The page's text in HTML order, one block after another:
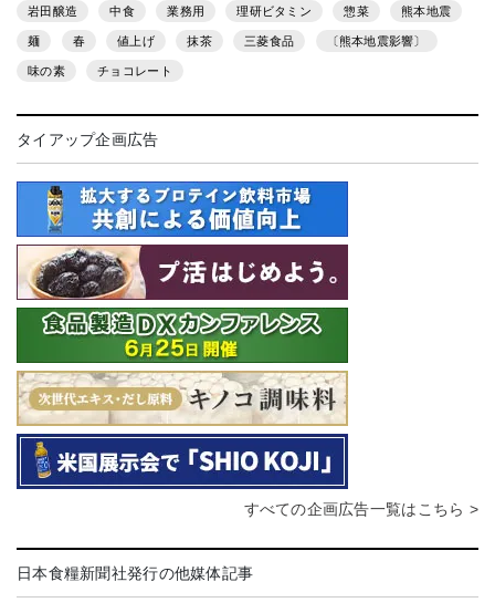
岩田醸造 中食 業務用 理研ビタミン 惣菜 熊本地震
麺 春 値上げ 抹茶 三菱食品 〔熊本地震影響〕
味の素 チョコレート
タイアップ企画広告
すべての企画広告一覧はこちら >
日本食糧新聞社発行の他媒体記事